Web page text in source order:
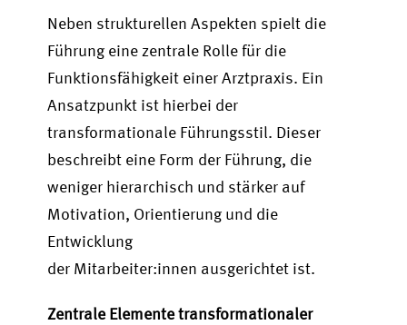
Neben strukturellen Aspekten spielt die
Führung eine zentrale Rolle für die
Funktionsfähigkeit einer Arztpraxis. Ein
Ansatzpunkt ist hierbei der
transformationale Führungsstil. Dieser
beschreibt eine Form der Führung, die
weniger hierarchisch und stärker auf
Motivation, Orientierung und die
Entwicklung
der Mitarbeiter:innen ausgerichtet ist.
Zentrale Elemente transformationaler